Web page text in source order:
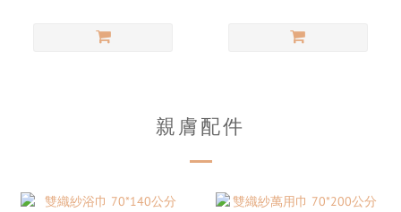
親膚配件